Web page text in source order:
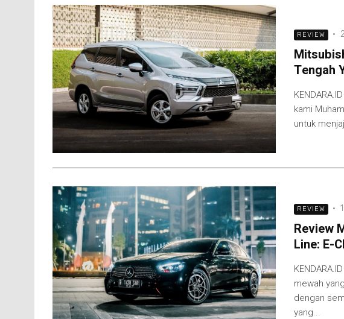
REVIEW ·
Tengah
kami
untuk
REVIEW ·
Review
Line: E-
mewah
dengan
yang...